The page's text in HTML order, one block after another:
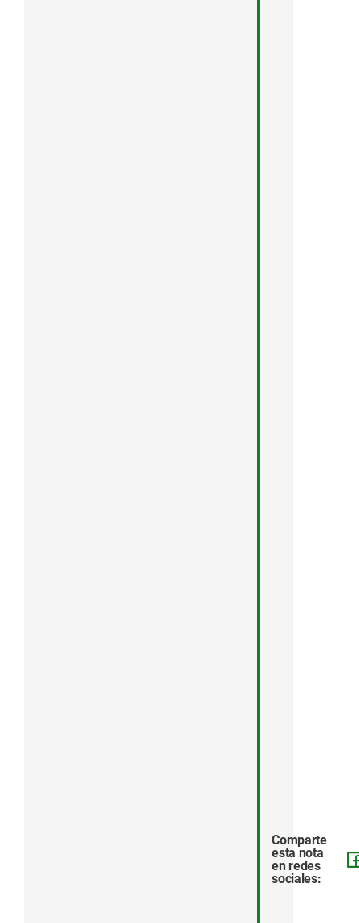
Comparte
esta nota
en redes
sociales: